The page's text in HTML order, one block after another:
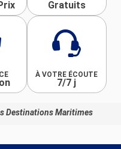
Gratuits
À VOTRE ÉCOUTE
7/7 j
Destinations Maritimes